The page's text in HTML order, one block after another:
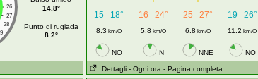
26
27
28
14.8°
Punto di rugiada
8.2°
15 - 18° 16 - 24° 25 - 27° 19 - 26°
8.3 km/O 5.8 km/O 6.8 km/O 11.2 km/O
NO N NNE NO
Dettagli - Ogni ora - Pagina completa